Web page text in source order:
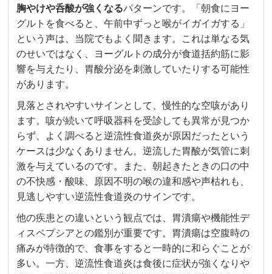
胸やけや呑酸が強くなるパターンです。「朝食にヨー
グルトを食べると、午前中ずっと喉がイガイガする」
という声は、当院でもよく聞きます。これは単なる気
のせいではなく、ヨーグルトの成分が食道括約筋に影
響を与えたり、胃酸分泌を刺激していたりする可能性
があります。
見落とされやすいサインとして、慢性的な空咳があり
ます。咳が続いて呼吸器科を受診しても異常が見つか
らず、よく調べると逆流性食道炎が原因だったという
ケースは少なくありません。逆流した胃酸が気管に刺
激を与えているのです。また、朝起きたときの口の中
の不快感・酸味、原因不明の喉の違和感や声枯れも、
見逃しやすい逆流性食道炎のサインです。
他の疾患との違いという観点では、胃潰瘍や機能性デ
ィスペプシアとの鑑別が重要です。胃潰瘍は空腹時の
痛みが特徴的で、食事をすると一時的に和らぐことが
多い。一方、逆流性食道炎は食後に症状が強くなりや